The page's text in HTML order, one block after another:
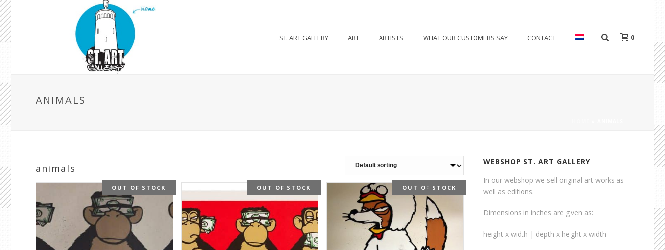
ST. ART GALLERY ART ARTISTS WHAT OUR CUSTOMERS SAY CONTACT 0
ANIMALS
animals
OUT OF STOCK OUT OF STOCK OUT OF STOCK
WEBSHOP ST. ART GALLERY
In our webshop we sell original art works as
well as editions.
Dimensions in inches are given as:
height x width | depth x height x width